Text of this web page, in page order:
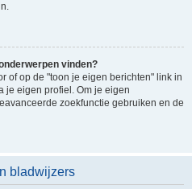
vinden?
of op de "toon je eigen berichten" link in
je eigen profiel. Om je eigen
zoekfunctie gebruiken en de
bladwijzers